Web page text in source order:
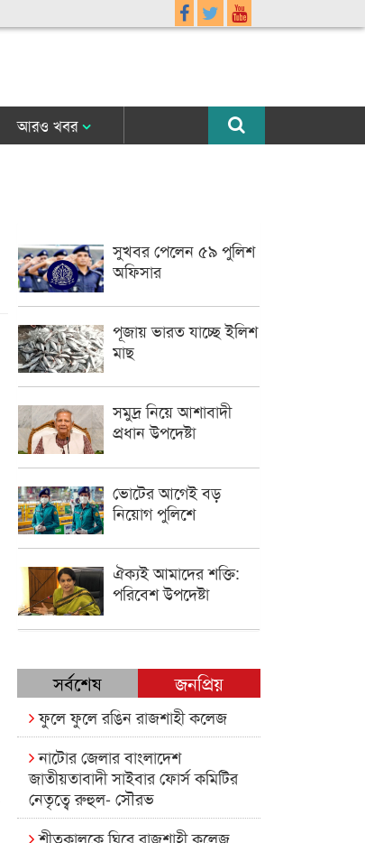
আরও খবর
সুখবর পেলেন ৫৯ পুলিশ
অফিসার
পূজায় ভারত যাচ্ছে ইলিশ
মাছ
সমুদ্র নিয়ে আশাবাদী
প্রধান উপদেষ্টা
ভোটের আগেই বড়
নিয়োগ পুলিশে
ঐক্যই আমাদের শক্তি:
পরিবেশ উপদেষ্টা
সর্বশেষ জনপ্রিয়
ফুলে ফুলে রঙিন রাজশাহী কলেজ
নাটোর জেলার বাংলাদেশ
জাতীয়তাবাদী সাইবার ফোর্স কমিটির
নেতৃত্বে রুহুল- সৌরভ
শীতকালকে ঘিরে রাজশাহী কলেজ